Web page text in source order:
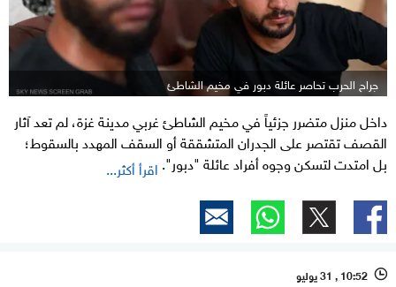
جراح الحرب تحاصر عائلة دبور في مخيم الشاطئ
داخل منزل متضرر جزئياً في مخيم الشاطئ غربي مدينة غزة، لم تعد آثار
القصف تقتصر على الجدران المتشققة أو السقف المهدد بالسقوط؛
بل امتدت لتسكن وجوه أفراد عائلة "دبور". اقرأ أكثر...
l 10:52 , 31 يوليو